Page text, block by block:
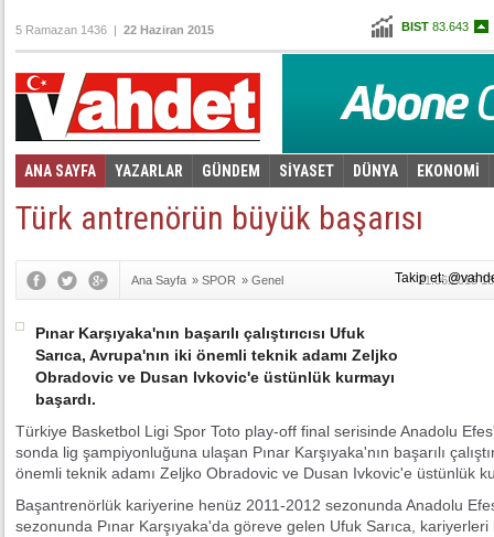
BIST 83.643
Altın102,783
Euro 3,0360
5 Ramazan 1436 | 22 Haziran 2015
ANA SAYFA YAZARLAR GÜNDEM SİYASET DÜNYA EKONOMİ
Foto Galeri Video Galeri
Türk antrenörün büyük başarısı
Ana Sayfa » SPOR » Genel 21.06.2015
Pınar Karşıyaka'nın başarılı çalıştırıcısı Ufuk
Sarıca, Avrupa'nın iki önemli teknik adamı Zeljko
Obradovic ve Dusan Ivkovic'e üstünlük kurmayı
başardı.
Türkiye Basketbol Ligi Spor Toto play-off final serisinde Anadolu
sonda lig şampiyonluğuna ulaşan Pınar Karşıyaka'nın başarılı
önemli teknik adamı Zeljko Obradovic ve Dusan Ivkovic'e üstünlük
Başantrenörlük kariyerine henüz 2011-2012 sezonunda Anadolu
sezonunda Pınar Karşıyaka'da göreve gelen Ufuk Sarıca,
Takip et: